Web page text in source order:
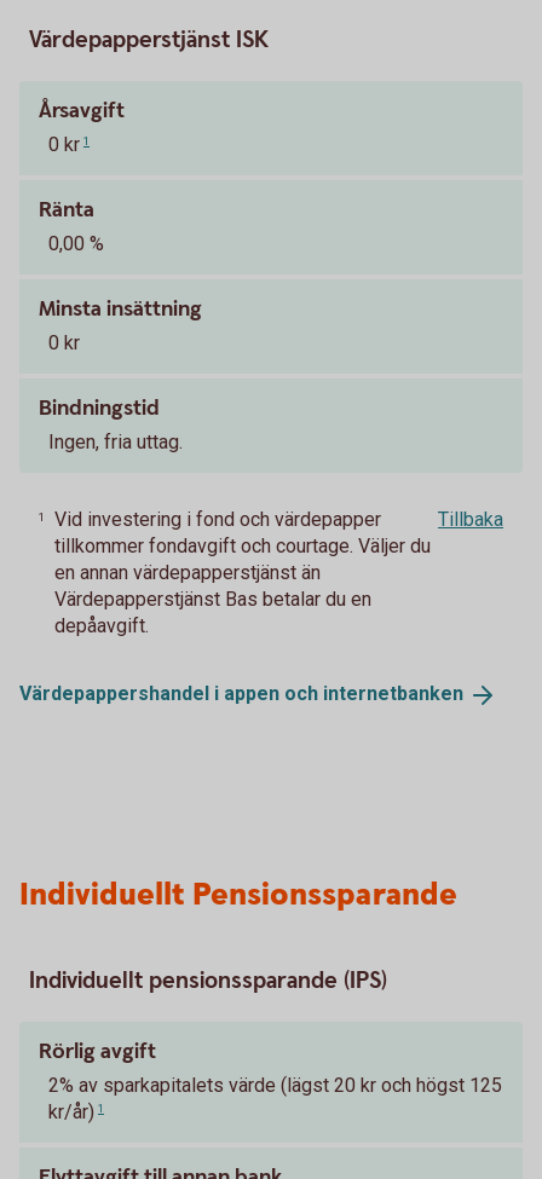
Värdepapperstjänst ISK
Årsavgift
0 kr 1
Ränta
0,00 %
Minsta insättning
0 kr
Bindningstid
Ingen, fria uttag.
1
Vid investering i fond och värdepapper
tillkommer fondavgift och courtage. Väljer du
en annan värdepapperstjänst än
Värdepapperstjänst Bas betalar du en
depåavgift.
Tillbaka
Värdepappershandel i appen och internetbanken
Individuellt Pensionssparande
Individuellt pensionssparande (IPS)
Rörlig avgift
2% av sparkapitalets värde (lägst 20 kr och högst 125
kr/år) 1